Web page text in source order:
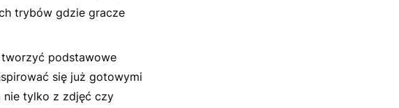
trybów gdzie gracze
podstawowe
się już gotowymi
nie tylko z zdjęć czy